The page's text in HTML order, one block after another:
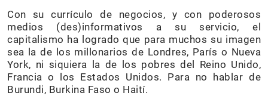
Con su currículo de negocios, y con poderosos
medios (des)informativos a su servicio, el
capitalismo ha logrado que para muchos su imagen
sea la de los millonarios de Londres, París o Nueva
York, ni siquiera la de los pobres del Reino Unido,
Francia o los Estados Unidos. Para no hablar de
Burundi, Burkina Faso o Haití.